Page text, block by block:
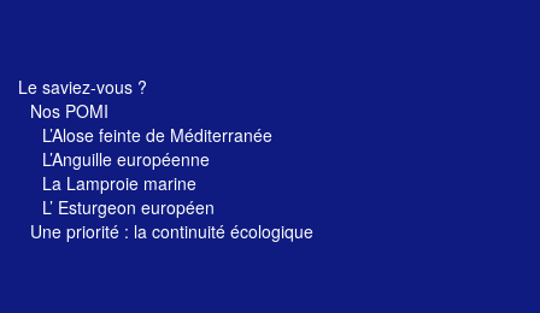
Le saviez-vous ?
Nos POMI
L’Alose feinte de Méditerranée
L’Anguille européenne
La Lamproie marine
L’ Esturgeon européen
Une priorité : la continuité écologique